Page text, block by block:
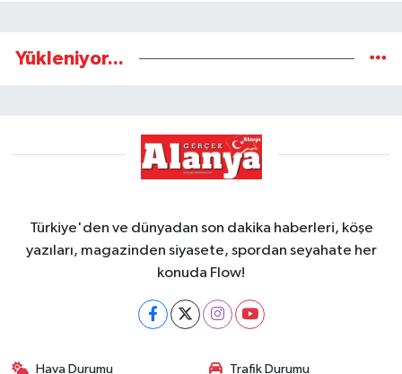
Yükleniyor...
Türkiye'den ve dünyadan son dakika haberleri, köşe
yazıları, magazinden siyasete, spordan seyahate her
konuda Flow!
Hava Durumu Trafik Durumu